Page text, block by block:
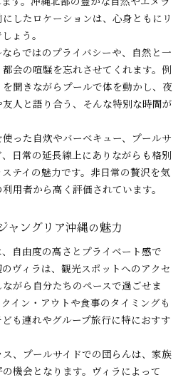
したロケーションは、心身ともにリ
ょう。
らではのプライバシーや、自然と一
会の喧騒を忘れさせてくれます。例
聞きながらプールで体を動かし、夜
人と語り合う、そんな特別な時間が
った自炊やバーベキュー、プールサ
日常の延長線上にありながらも格別
テイの魅力です。非日常の贅沢を気
用者から高く評価されています。
ャングリア沖縄の魅力
自由度の高さとプライベート感で
ヴィラは、観光スポットへのアクセ
がら自分たちのペースで過ごせま
イン・アウトや食事のタイミングも
も連れやグループ旅行に特におすす
、プールサイドでの団らんは、家族
機会となります。ヴィラによって